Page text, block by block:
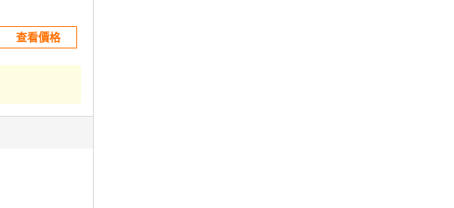
查看價格